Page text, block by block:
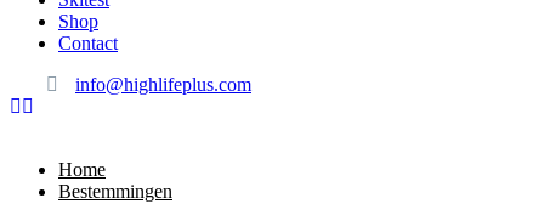
Shop
Contact
info@highlifeplus.com
Home
Bestemmingen